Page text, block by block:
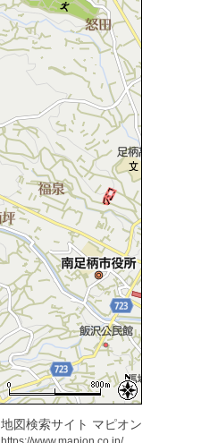
地図検索サイト マピオン